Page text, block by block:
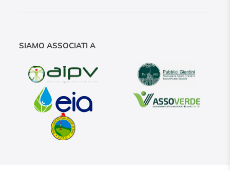
SIAMO ASSOCIATI A